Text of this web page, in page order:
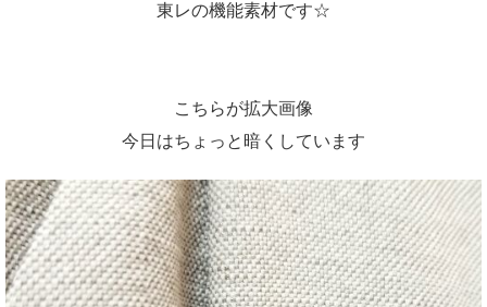
東レの機能素材です☆
こちらが拡大画像
今日はちょっと暗くしています